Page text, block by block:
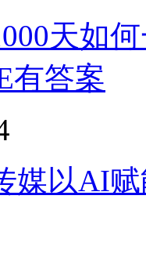
天如
有答案
媒以AI